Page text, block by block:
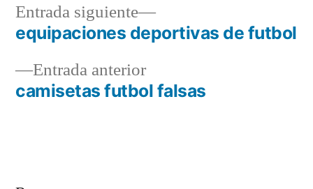
Navegación
deEntrada anteriorEntrada
anterior:
camisetas futbol falsas
Entrada siguiente
Entrada
siguiente:
equipaciones deportivas de futbol